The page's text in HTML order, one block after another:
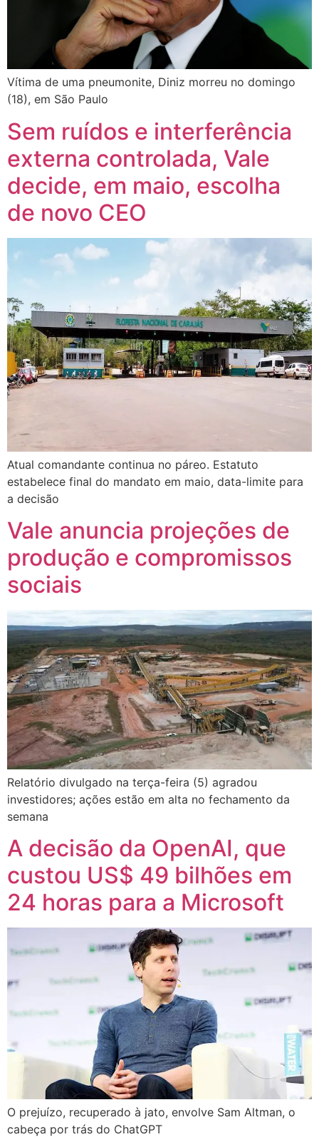
Vítima de uma pneumonite, Diniz morreu no domingo
(18), em São Paulo
Sem ruídos e interferência
externa controlada, Vale
decide, em maio, escolha
de novo CEO
Atual comandante continua no páreo. Estatuto
estabelece final do mandato em maio, data-limite para
a decisão
Vale anuncia projeções de
produção e compromissos
sociais
Relatório divulgado na terça-feira (5) agradou
investidores; ações estão em alta no fechamento da
semana
A decisão da OpenAI, que
custou US$ 49 bilhões em
24 horas para a Microsoft
O prejuízo, recuperado à jato, envolve Sam Altman, o
cabeça por trás do ChatGPT